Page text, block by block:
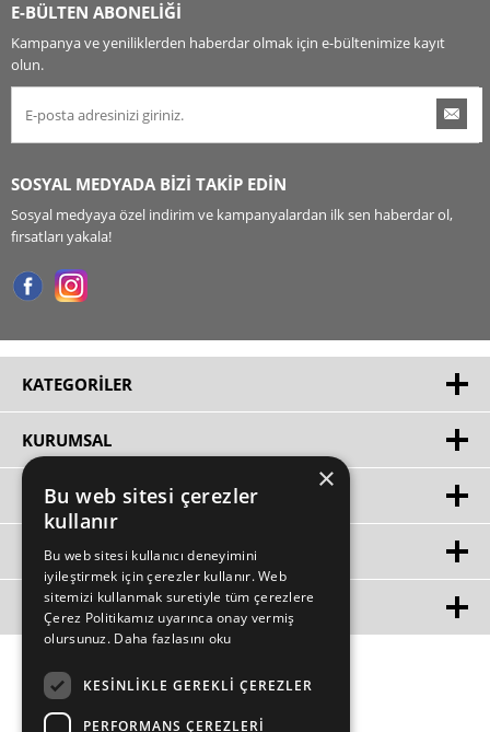
E-BÜLTEN ABONELİĞİ
Kampanya ve yeniliklerden haberdar olmak için e-bültenimize kayıt
olun.
SOSYAL MEDYADA BİZİ TAKİP EDİN
Sosyal medyaya özel indirim ve kampanyalardan ilk sen haberdar ol,
fırsatları yakala!
KATEGORILER
KURUMSAL
HIZLI ERIŞIM
ÜYE
MÜŞTERİ HİZMETLERİ
×
Bu web sitesi çerezler
kullanır
Bu web sitesi kullanıcı deneyimini
iyileştirmek için çerezler kullanır. Web
sitemizi kullanmak suretiyle tüm çerezlere
Çerez Politikamız uyarınca onay vermiş
olursunuz. Daha fazlasını oku
KESINLIKLE GEREKLI ÇEREZLER
PERFORMANS ÇEREZLERI